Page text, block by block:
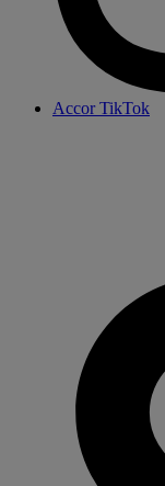
Accor TikTok